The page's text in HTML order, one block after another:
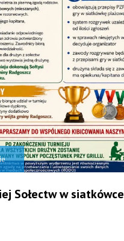
Sołectw w siatkówce